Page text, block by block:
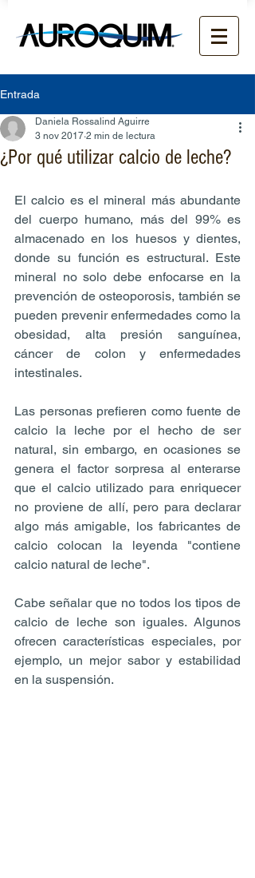
Entrada
¿Por qué utilizar calcio de leche?
Daniela Rossalind Aguirre
3 nov 2017 2 min de lectura
El calcio es el mineral más abundante
del cuerpo humano, más del 99% es
almacenado en los huesos y dientes,
donde su función es estructural. Este
mineral no solo debe enfocarse en la
prevención de osteoporosis, también se
pueden prevenir enfermedades como la
obesidad, alta presión sanguínea,
cáncer de colon y enfermedades
intestinales.
Las personas prefieren como fuente de
calcio la leche por el hecho de ser
natural, sin embargo, en ocasiones se
genera el factor sorpresa al enterarse
que el calcio utilizado para enriquecer
no proviene de allí, pero para declarar
algo más amigable, los fabricantes de
calcio colocan la leyenda "contiene
calcio natural de leche".
Cabe señalar que no todos los tipos de
calcio de leche son iguales. Algunos
ofrecen características especiales, por
ejemplo, un mejor sabor y estabilidad
en la suspensión.